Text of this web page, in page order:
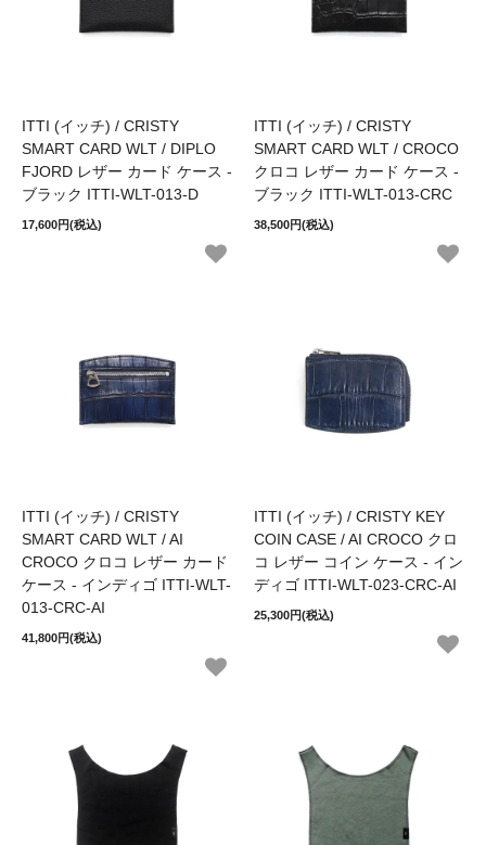
ITTI (イッチ) / CRISTY
SMART CARD WLT / DIPLO
FJORD レザー カード ケース -
ブラック ITTI-WLT-013-D
17,600円(税込)
ITTI (イッチ) / CRISTY
SMART CARD WLT / CROCO
クロコ レザー カード ケース -
ブラック ITTI-WLT-013-CRC
38,500円(税込)
ITTI (イッチ) / CRISTY
SMART CARD WLT / AI
CROCO クロコ レザー カード
ケース - インディゴ ITTI-WLT-
013-CRC-AI
41,800円(税込)
ITTI (イッチ) / CRISTY KEY
COIN CASE / AI CROCO クロ
コ レザー コイン ケース - イン
ディゴ ITTI-WLT-023-CRC-AI
25,300円(税込)